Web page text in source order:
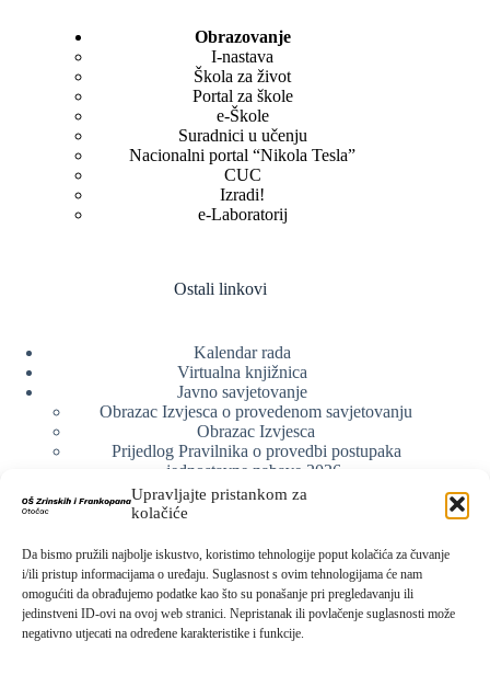
Upravljajte pristankom za
kolačiće
Da bismo pružili najbolje iskustvo, koristimo tehnologije poput kolačića za čuvanje
i/ili pristup informacijama o uređaju. Suglasnost s ovim tehnologijama će nam
omogućiti da obrađujemo podatke kao što su ponašanje pri pregledavanju ili
jedinstveni ID-ovi na ovoj web stranici. Nepristanak ili povlačenje suglasnosti može
negativno utjecati na određene karakteristike i funkcije.
Obrazovanje
I-nastava
Škola za život
Portal za škole
e-Škole
Suradnici u učenju
Nacionalni portal “Nikola Tesla”
CUC
Izradi!
e-Laboratorij
Ostali linkovi
Kalendar rada
Virtualna knjižnica
Javno savjetovanje
Obrazac Izvjesca o provedenom savjetovanju
Obrazac Izvjesca
Prijedlog Pravilnika o provedbi postupaka
jednostavne nabave 2026.
Obrazlozenje uz prijedlog Pravilnika o provedbi
postupka jednostavne nabave
Web arhiva
Politika o zaštiti privatnosti